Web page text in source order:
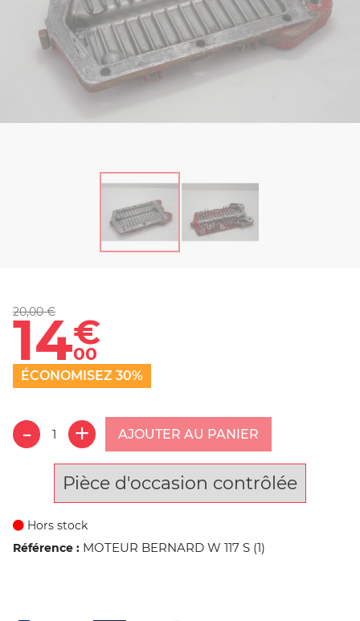
20,00 €
14€
00
ÉCONOMISEZ 30%
AJOUTER AU PANIER
Pièce d'occasion contrôlée
Hors stock
Référence : MOTEUR BERNARD W 117 S (1)